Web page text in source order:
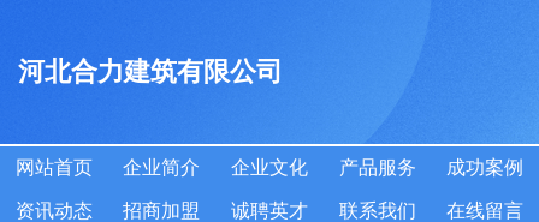
河北合力建筑有限公司
网站首页 企业简介 企业文化 产品服务 成功案例
资讯动态 招商加盟 诚聘英才 联系我们 在线留言